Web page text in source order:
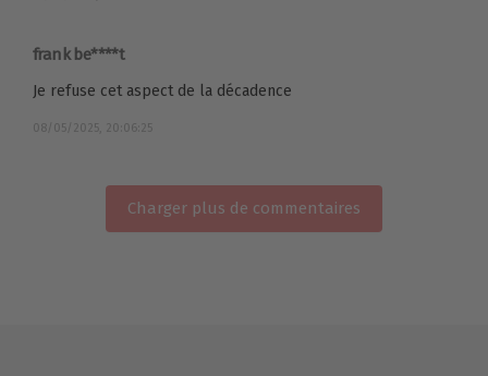
frank be****t
Je refuse cet aspect de la décadence
08/05/2025, 20:06:25
Charger plus de commentaires